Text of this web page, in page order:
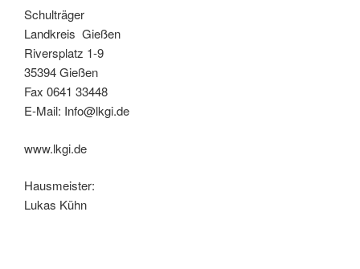
Schulträger
Landkreis Gießen
Riversplatz 1-9
35394 Gießen
Fax 0641 33448
E-Mail: Info@lkgi.de
www.lkgi.de
Hausmeister:
Lukas Kühn